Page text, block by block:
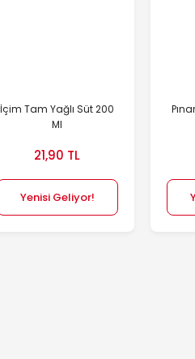
İçim Tam Yağlı Süt 200
Ml
21,90 TL
Yenisi Geliyor!